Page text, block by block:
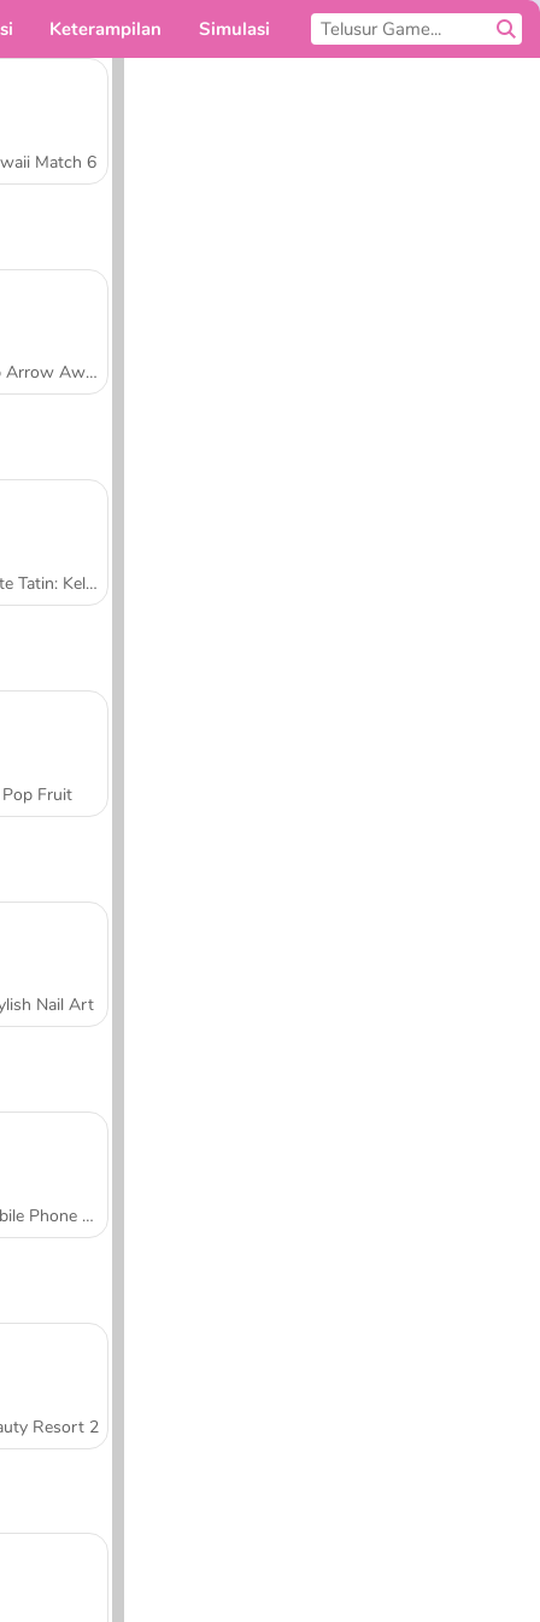
Keterampilan Simulasi
Match 6
Tap Arrow Away
Tarte Tatin: Kelas Memasak Sara
Pop Fruit
Nail Art
Mobile Phone Case Design & DIY
Resort 2